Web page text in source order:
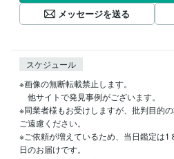
メッセージを送る
スケジュール
※画像の無断転載禁止します。
他サイトで発見事例がございます。
※同業者様もお受けしますが、批判目的
ご遠慮ください。
※ご依頼が増えているため、当日鑑定は1
日のお届けです。